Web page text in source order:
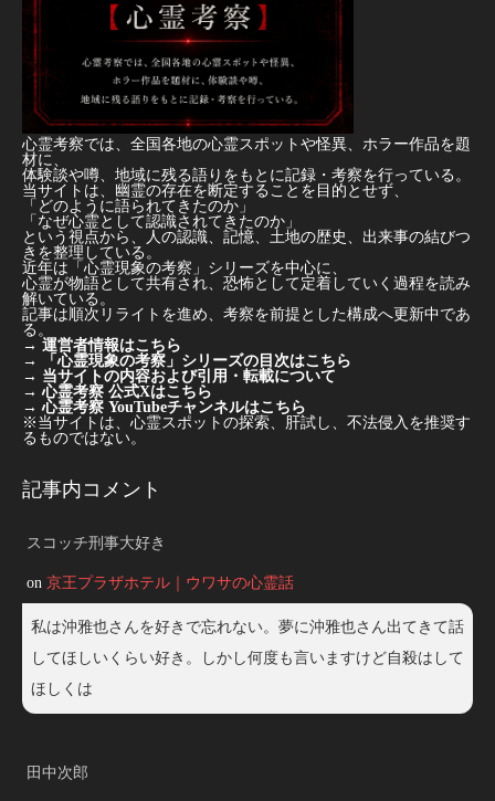
心霊考察では、全国各地の心霊スポットや怪異、ホラー作品を題
材に、
体験談や噂、地域に残る語りをもとに記録・考察を行っている。
当サイトは、幽霊の存在を断定することを目的とせず、
「どのように語られてきたのか」
「なぜ心霊として認識されてきたのか」
という視点から、人の認識、記憶、土地の歴史、出来事の結びつ
きを整理している。
近年は「心霊現象の考察」シリーズを中心に、
心霊が物語として共有され、恐怖として定着していく過程を読み
解いている。
記事は順次リライトを進め、考察を前提とした構成へ更新中であ
る。
→ 運営者情報はこちら
→
「心霊現象の考察」シリーズの目次はこちら
→ 当サイトの内容および引用・転載について
→ 心霊考察 公式Xはこちら
→ 心霊考察 YouTubeチャンネルはこちら
※当サイトは、心霊スポットの探索、肝試し、不法侵入を推奨す
るものではない。
記事内コメント
スコッチ刑事大好き
on 京王プラザホテル｜ウワサの心霊話
私は沖雅也さんを好きで忘れない。夢に沖雅也さん出てきて話
してほしいくらい好き。しかし何度も言いますけど自殺はして
ほしくは
田中次郎